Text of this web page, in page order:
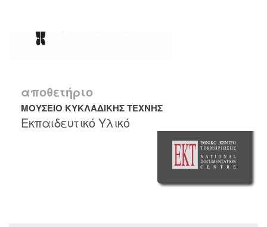
αποθετήριο
ΜΟΥΣΕΙΟ ΚΥΚΛΑΔΙΚΗΣ ΤΕΧΝΗΣ
Εκπαιδευτικό Υλικό